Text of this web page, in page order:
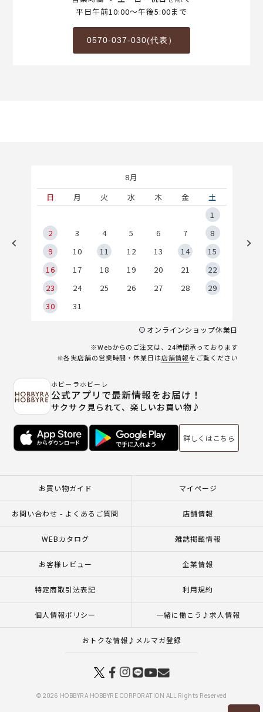
平日午前10:00～午後5:00まで
0570-037-030(代表）
8月
日
月 火 水 木 金
土
1
2
3 4 5 6 7
8
9
10 11 12 13 14
15
16
17 18 19 20 21
22
23
24 25 26 27 28
29
30
31
オンラインショップ休業日
※Webからのご注文は、24時間承っております
※各実店舗の営業時間・休業日は店舗情報をご覧ください
ホビーラホビーレ
公式アプリで最新情報をお届け！
サクサク見られて、楽しいお買い物♪
詳しくはこちら
お買い物ガイド マイページ
お問い合わせ - よくあるご質問 店舗情報
WEBカタログ 雑誌掲載情報
お客様レビュー 企業情報
特定商取引法表記 利用規約
個人情報ポリシー 一緒に働こう♪求人情報
おトクな情報♪メルマガ登録
© 2026 HOBBYRA HOBBYRE CORPORATION ALL Rights Reserved